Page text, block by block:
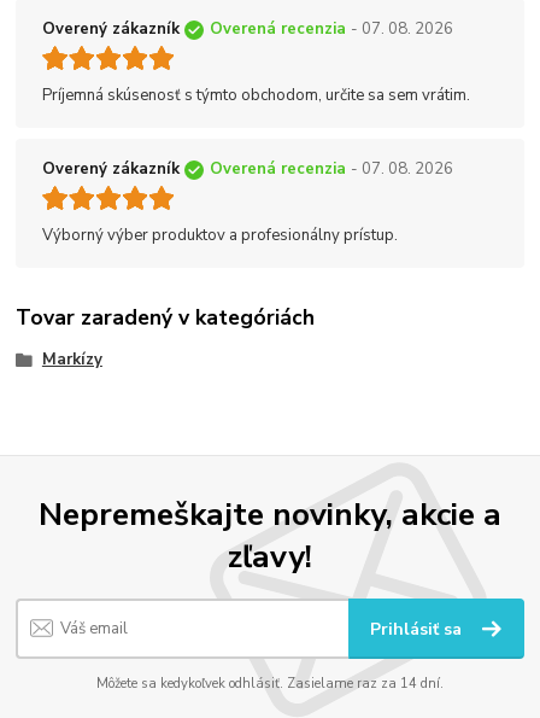
Overený zákazník Overená recenzia - 07. 08. 2026
Príjemná skúsenosť s týmto obchodom, určite sa sem vrátim.
Overený zákazník Overená recenzia - 07. 08. 2026
Výborný výber produktov a profesionálny prístup.
Tovar zaradený v kategóriách
Markízy
Nepremeškajte novinky, akcie a
zľavy!
Prihlásiť sa
Môžete sa kedykoľvek odhlásiť. Zasielame raz za 14 dní.